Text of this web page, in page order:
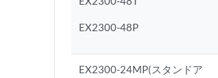
EX2300-48P
EX2300-24MP(スタンドア